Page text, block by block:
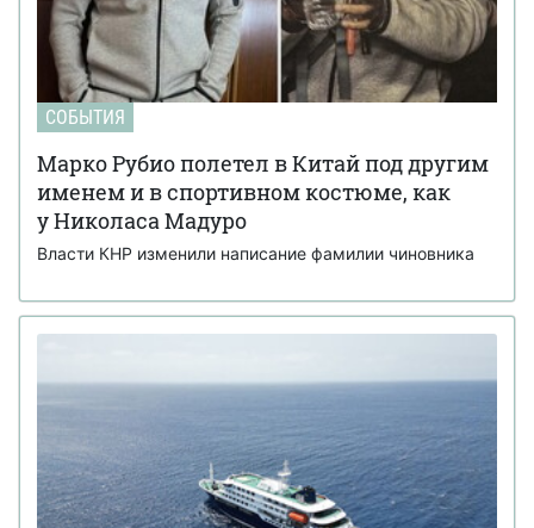
СОБЫТИЯ
Марко Рубио полетел в Китай под другим
именем и в спортивном костюме, как
у Николаса Мадуро
Власти КНР изменили написание фамилии чиновника